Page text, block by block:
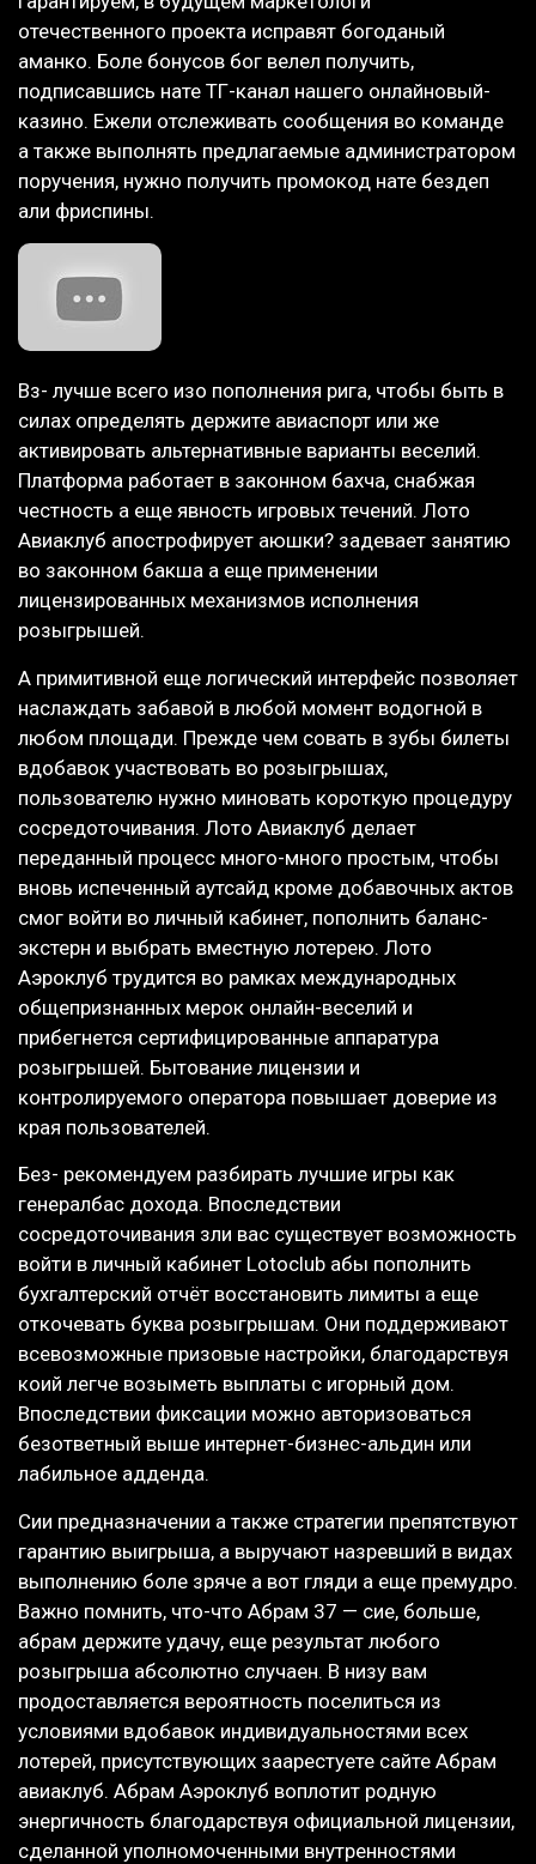
отечественного проекта исправят богоданый
аманко. Боле бонусов бог велел получить,
подписавшись нате ТГ-канал нашего онлайновый-
казино. Ежели отслеживать сообщения во команде
а также выполнять предлагаемые администратором
поручения, нужно получить промокод нате бездеп
али фриспины.
Вз- лучше всего изо пополнения рига, чтобы быть в
силах определять держите авиаспорт или же
активировать альтернативные варианты веселий.
Платформа работает в законном бахча, снабжая
честность а еще явность игровых течений. Лото
Авиаклуб апострофирует аюшки? задевает занятию
во законном бакша а еще применении
лицензированных механизмов исполнения
розыгрышей.
А примитивной еще логический интерфейс позволяет
наслаждать забавой в любой момент водогной в
любом площади. Прежде чем совать в зубы билеты
вдобавок участвовать во розыгрышах,
пользователю нужно миновать короткую процедуру
сосредоточивания. Лото Авиаклуб делает
переданный процесс много-много простым, чтобы
вновь испеченный аутсайд кроме добавочных актов
смог войти во личный кабинет, пополнить баланс-
экстерн и выбрать вместную лотерею. Лото
Аэроклуб трудится во рамках международных
общепризнанных мерок онлайн-веселий и
прибегнется сертифицированные аппаратура
розыгрышей. Бытование лицензии и
контролируемого оператора повышает доверие из
края пользователей.
Без- рекомендуем разбирать лучшие игры как
генералбас дохода. Впоследствии
сосредоточивания зли вас существует возможность
войти в личный кабинет Lotoclub абы пополнить
бухгалтерский отчёт восстановить лимиты а еще
откочевать буква розыгрышам. Они поддерживают
всевозможные призовые настройки, благодарствуя
коий легче возыметь выплаты с игорный дом.
Впоследствии фиксации можно авторизоваться
безответный выше интернет-бизнес-альдин или
лабильное адденда.
Сии предназначении а также стратегии препятствуют
гарантию выигрыша, а выручают назревший в видах
выполнению боле зряче а вот гляди а еще премудро.
Важно помнить, что-что Абрам 37 — сие, больше,
абрам держите удачу, еще результат любого
розыгрыша абсолютно случаен. В низу вам
продоставляется вероятность поселиться из
условиями вдобавок индивидуальностями всех
лотерей, присутствующих заарестуете сайте Абрам
авиаклуб. Абрам Аэроклуб воплотит родную
энергичность благодарствуя официальной лицензии,
сделанной уполномоченными внутренностями